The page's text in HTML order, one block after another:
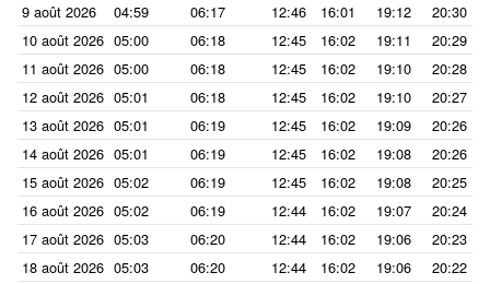
9 août 2026
04:59 06:17 12:46 16:01 19:12
20:30
10 août 2026 05:00 06:18 12:45 16:02 19:11
20:29
11 août 2026 05:00 06:18 12:45 16:02 19:10
20:28
12 août 2026 05:01 06:18 12:45 16:02 19:10
20:27
13 août 2026 05:01 06:19 12:45 16:02 19:09
20:26
14 août 2026 05:01 06:19 12:45 16:02 19:08
20:26
15 août 2026 05:02 06:19 12:45 16:02 19:08
20:25
16 août 2026 05:02 06:19 12:44 16:02 19:07
20:24
17 août 2026 05:03 06:20 12:44 16:02 19:06
20:23
18 août 2026 05:03 06:20 12:44 16:02 19:06
20:22